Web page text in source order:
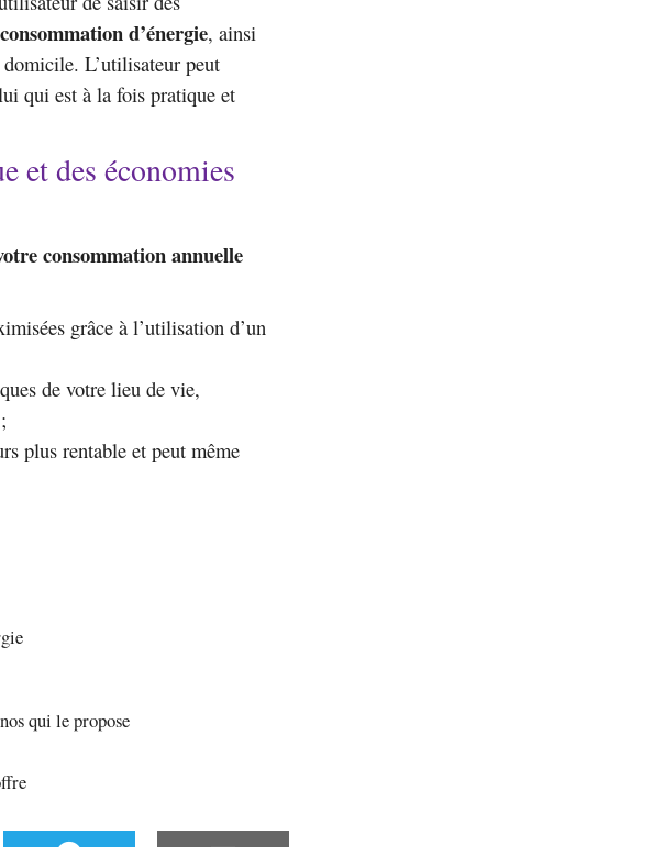
d’énergie, ainsi
domicile. L’utilisateur peut
qui est à la fois pratique et
et des économies
consommation annuelle
grâce à l’utilisation d’un
de votre lieu de vie,
plus rentable et peut même
qui le propose